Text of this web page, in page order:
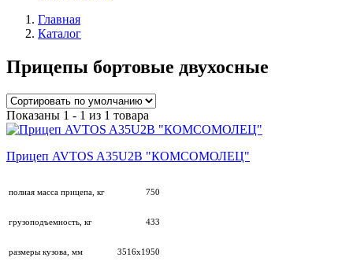
Главная
Каталог
Прицепы бортовые двухосные
Показаны 1 - 1 из 1 товара
Прицеп AVTOS A35U2B "КОМСОМОЛЕЦ"
полная масса прицепа, кг 750
грузоподъемность, кг 433
размеры кузова, мм 3516х1950